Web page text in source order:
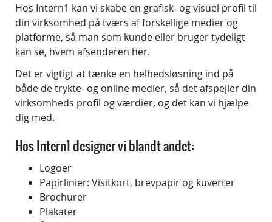
Hos Intern1 kan vi skabe en grafisk- og visuel profil til
din virksomhed på tværs af forskellige medier og
platforme, så man som kunde eller bruger tydeligt
kan se, hvem afsenderen her.
Det er vigtigt at tænke en helhedsløsning ind på
både de trykte- og online medier, så det afspejler din
virksomheds profil og værdier, og det kan vi hjælpe
dig med.
Hos Intern1 designer vi blandt andet:
Logoer
Papirlinier: Visitkort, brevpapir og kuverter
Brochurer
Plakater